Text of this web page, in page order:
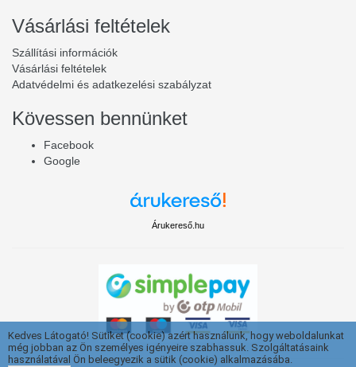
Vásárlási feltételek
Szállítási információk
Vásárlási feltételek
Adatvédelmi és adatkezelési szabályzat
Kövessen bennünket
Facebook
Google
Árukereső.hu
Kedves Látogató! Sütiket (cookie) azért használunk, hogy weboldalunkat
még jobban az Ön személyes igényeire szabhassuk. Szolgáltatásaink
használatával Ön beleegyezik a sütik (cookie) alkalmazásába.